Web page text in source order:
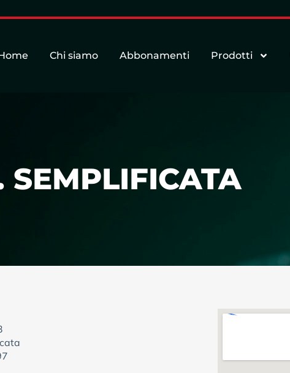
Chi siamo Abbonamenti Prodotti
SEMPLIFICATA